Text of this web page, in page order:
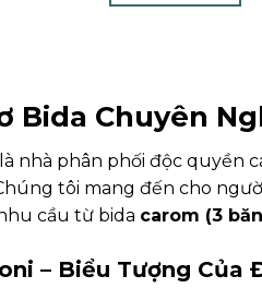
Bida Chuyên
nhà phân phối độc quyền
tôi mang đến cho
cầu từ bida carom (3
– Biểu Tượng Của